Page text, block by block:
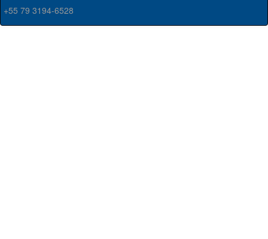
+55 79 3194-6528